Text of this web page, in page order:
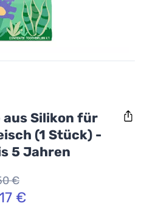
Silikon für
(1 Stück) -
5 Jahren
€
€